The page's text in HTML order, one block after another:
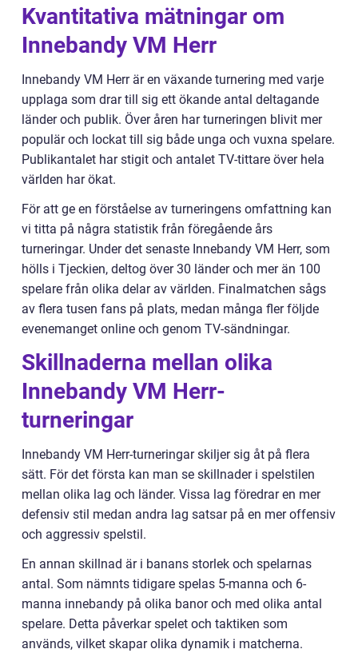
Kvantitativa mätningar om
Innebandy VM Herr
Innebandy VM Herr är en växande turnering med varje
upplaga som drar till sig ett ökande antal deltagande
länder och publik. Över åren har turneringen blivit mer
populär och lockat till sig både unga och vuxna spelare.
Publikantalet har stigit och antalet TV-tittare över hela
världen har ökat.
För att ge en förståelse av turneringens omfattning kan
vi titta på några statistik från föregående års
turneringar. Under det senaste Innebandy VM Herr, som
hölls i Tjeckien, deltog över 30 länder och mer än 100
spelare från olika delar av världen. Finalmatchen sågs
av flera tusen fans på plats, medan många fler följde
evenemanget online och genom TV-sändningar.
Skillnaderna mellan olika
Innebandy VM Herr-
turneringar
Innebandy VM Herr-turneringar skiljer sig åt på flera
sätt. För det första kan man se skillnader i spelstilen
mellan olika lag och länder. Vissa lag föredrar en mer
defensiv stil medan andra lag satsar på en mer offensiv
och aggressiv spelstil.
En annan skillnad är i banans storlek och spelarnas
antal. Som nämnts tidigare spelas 5-manna och 6-
manna innebandy på olika banor och med olika antal
spelare. Detta påverkar spelet och taktiken som
används, vilket skapar olika dynamik i matcherna.